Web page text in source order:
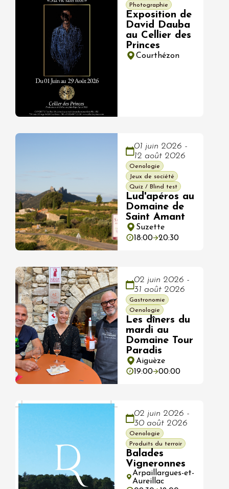
Photographie
Exposition de
David Dauba
au Cellier des
Princes
Courthézon
01 juin 2026 -
12 août 2026
Oenologie
Jeux de société
Quiz / Blind test
Lud'apéros au
Domaine de
Saint Amant
Suzette
18:00
20:30
02 juin 2026 -
31 août 2026
Gastronomie
Oenologie
Les dîners du
mardi au
Domaine Tour
Paradis
Aiguèze
19:00
00:00
02 juin 2026 -
30 août 2026
Oenologie
Produits du terroir
Balades
Vigneronnes
Arpaillargues-et-
Aureillac